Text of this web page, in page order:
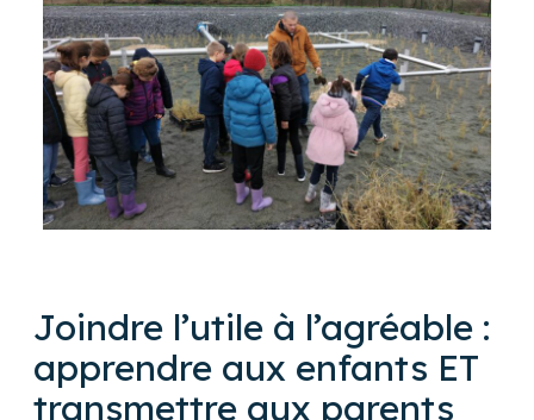
Joindre l’utile à l’agréable :
apprendre aux enfants ET
transmettre aux parents